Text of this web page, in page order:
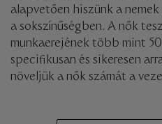
alapvetően hiszünk a
a sokszínűségben. A nők
munkaerejének több mint
specifikusan és sikeresen
növeljük a nők számát a